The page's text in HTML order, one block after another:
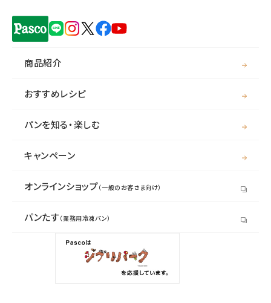
商品紹介
おすすめレシピ
パンを知る・楽しむ
キャンペーン
オンラインショップ（一般のお客さま向け）
パンたす （業務用冷凍パン）